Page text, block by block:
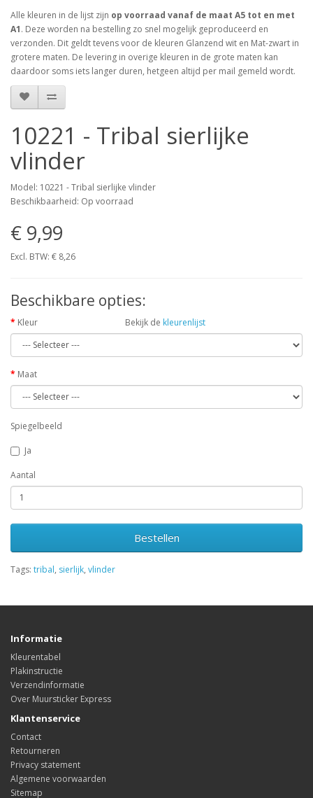
Alle kleuren in de lijst zijn op voorraad vanaf de maat A5 tot en met
A1. Deze worden na bestelling zo snel mogelijk geproduceerd en
verzonden. Dit geldt tevens voor de kleuren Glanzend wit en Mat-zwart in
grotere maten. De levering in overige kleuren in de grote maten kan
daardoor soms iets langer duren, hetgeen altijd per mail gemeld wordt.
10221 - Tribal sierlijke
vlinder
Model: 10221 - Tribal sierlijke vlinder
Beschikbaarheid: Op voorraad
€ 9,99
Excl. BTW: € 8,26
Beschikbare opties:
Kleur Bekijk de kleurenlijst
Maat
Spiegelbeeld
Ja
Aantal
Bestellen
Tags: tribal, sierlijk, vlinder
Informatie
Kleurentabel
Plakinstructie
Verzendinformatie
Over Muursticker Express
Klantenservice
Contact
Retourneren
Privacy statement
Algemene voorwaarden
Sitemap